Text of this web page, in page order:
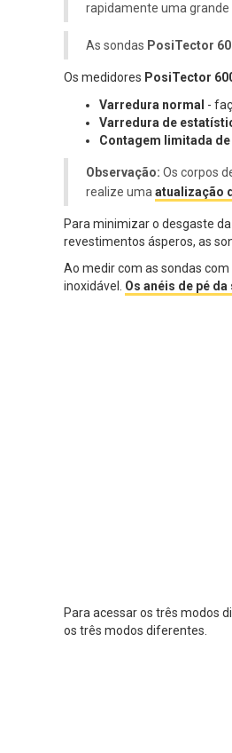
rapidamente uma grande
As sondas PosiTector
Os medidores PosiTector
Varredura normal -
Varredura de
Contagem limitada
Observação: Os corpos
realize uma atualização
Para minimizar o desgaste
revestimentos ásperos, as
Ao medir com as sondas com
inoxidável. Os anéis de pé
Para acessar os três modos
os três modos diferentes.